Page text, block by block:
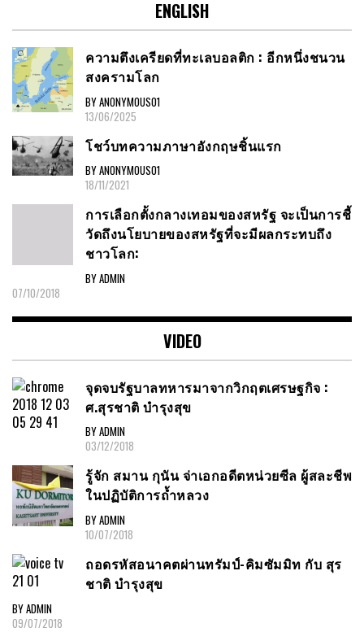
ENGLISH
ความตึงเครียดที่ทะเลบอลติก : อีกหนึ่งชนวน
สงครามโลก
BY ANONYMOUS01
13/06/2025
โชว์บทความภาษาอังกฤษชิ้นแรก
BY ANONYMOUS01
18/11/2021
การเลือกตั้งกลางเทอมของสหรัฐ จะเป็นการชี้
วัดถึงนโยบายของสหรัฐที่จะมีผลกระทบถึง
ชาวโลก:
BY ADMIN
07/10/2018
VIDEO
จุดจบรัฐบาลทหารมาจากวิกฤตเศรษฐกิจ :
ศ.สุรชาติ บำรุงสุข
BY ADMIN
03/12/2018
รู้จัก สมาน กุนัน จ่าเอกอดีตหน่วยซีล ผู้สละชีพ
ในปฏิบัติการถ้ำหลวง
BY ADMIN
10/07/2018
ถอดรหัสอนาคตผ่านทรัมป์-คิมซัมมิท กับ สุร
ชาติ บำรุงสุข
BY ADMIN
09/07/2018